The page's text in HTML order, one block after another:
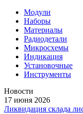
Модули
Наборы
Материалы
Радиодетали
Микросхемы
Индикация
Установочные
Инструменты
Новости
17 июня 2026
Ликвидация склада